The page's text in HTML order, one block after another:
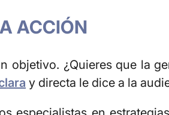
ACCIÓN
objetivo. ¿Quieres que la
y directa le dice a la